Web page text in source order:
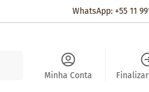
WhatsApp: +55 11
Minha Conta